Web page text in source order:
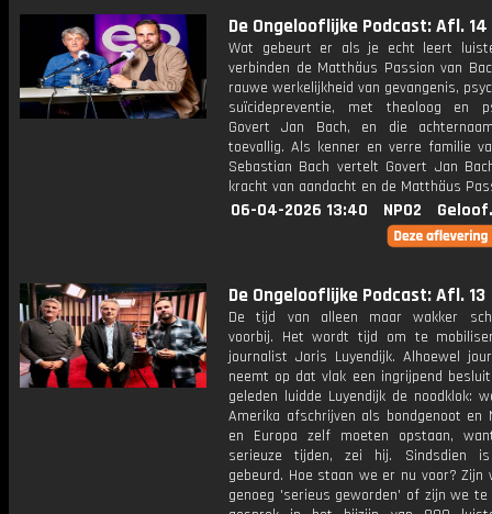
De Ongelooflijke Podcast: Afl. 14
Wat gebeurt er als je echt leert
verbinden de Matthäus Passion van
rauwe werkelijkheid van gevangenis,
suïcidepreventie, met theoloog en
Govert Jan Bach, en die
toevallig. Als kenner en verre familie
Sebastian Bach vertelt Govert Jan
kracht van aandacht en de Matthäus
06-04-2026 13:40 NPO2
De Ongelooflijke Podcast: Afl. 13
De tijd van alleen maar wakker
voorbij. Het wordt tijd om te
journalist Joris Luyendijk. Alhoewel
neemt op dat vlak een ingrijpend
geleden luidde Luyendijk de noodklok:
Amerika afschrijven als bondgenoot en
en Europa zelf moeten opstaan,
serieuze tijden, zei hij. Sindsdien
gebeurd. Hoe staan we er nu voor? Zijn
genoeg 'serieus geworden' of zijn we te